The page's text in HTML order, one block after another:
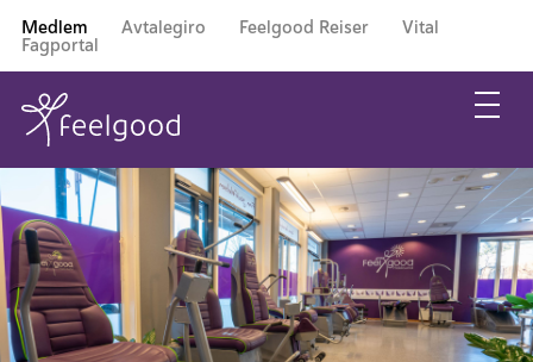
Medlem Avtalegiro Feelgood Reiser Vital
Fagportal